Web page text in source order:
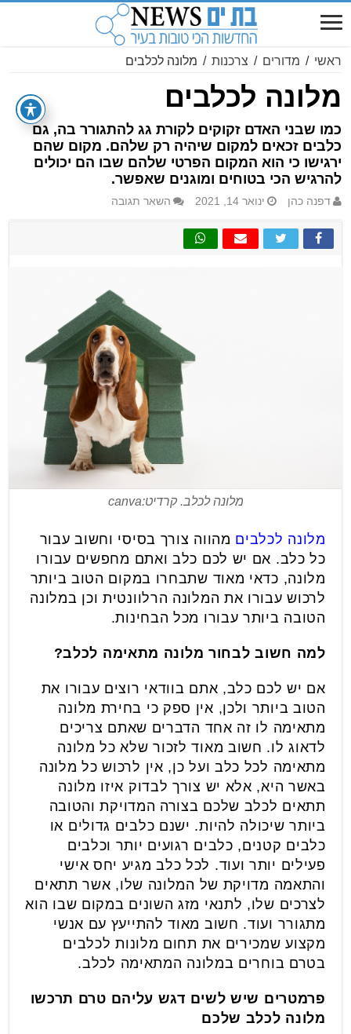
ראשי / מדורים / צרכנות / מלונה לכלבים
מלונה לכלבים
כמו שבני האדם זקוקים לקורת גג להתגורר בה, גם
כלבים זכאים למקום שיהיה רק שלהם. מקום שהם
ירגישו כי הוא המקום הפרטי שלהם שבו הם יכולים
להרגיש הכי בטוחים ומוגנים שאפשר.
דפנה כהן ינואר 14, 2021 השאר תגובה
מלונה לכלב. קרדיט:canva
מלונה לכלבים מהווה צורך בסיסי וחשוב עבור
כל כלב. אם יש לכם כלב ואתם מחפשים עבורו
מלונה, כדאי מאוד שתבחרו במקום הטוב ביותר
לרכוש עבורו את המלונה הרלוונטית וכן במלונה
הטובה ביותר עבורו מכל הבחינות.
למה חשוב לבחור מלונה מתאימה לכלב?
אם יש לכם כלב, אתם בוודאי רוצים עבורו את
הטוב ביותר ולכן, אין ספק כי בחירת מלונה
מתאימה לו זה אחד הדברים שאתם צריכים
לדאוג לו. חשוב מאוד לזכור שלא כל מלונה
מתאימה לכל כלב ועל כן, אין לרכוש כל מלונה
באשר היא, אלא יש צורך לבדוק איזו מלונה
תתאים לכלב שלכם בצורה המדויקת והטובה
ביותר שיכולה להיות. ישנם כלבים גדולים או
כלבים קטנים, כלבים רגועים יותר וכלבים
פעילים יותר ועוד. לכל כלב מגיע יחס אישי
והתאמה מדויקת של המלונה שלו, אשר תתאים
לצרכים שלו, לתנאי מזג השונים במקום שבו הוא
מתגורר ועוד. חשוב מאוד להתייעץ עם אנשי
מקצוע שמכירים את תחום מלונות לכלבים
בטרם בוחרים במלונה המתאימה לכלב.
פרמטרים שיש לשים דגש עליהם טרם תרכשו
מלונה לכלב שלכם